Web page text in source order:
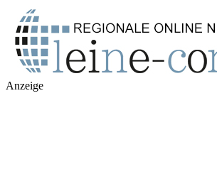
Anzeige